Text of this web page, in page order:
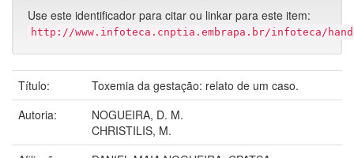
Use este identificador para citar ou linkar para este item:
http://www.infoteca.cnptia.embrapa.br/infoteca/
Título:
Toxemia da gestação: relato de um caso.
Autoria:
NOGUEIRA, D. M.
CHRISTILIS, M.